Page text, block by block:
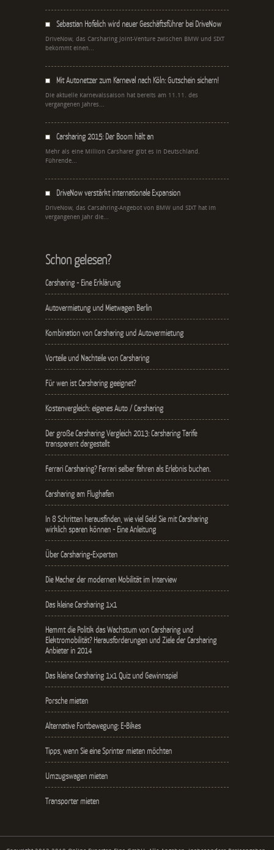
Sebastian Hofelich wird neuer Geschäftsführer bei DriveNow
DriveNow, das Carsharing Joint-Venture zwischen BMW und SIXT
bekommt einen...
Mit Autonetzer zum Karneval nach Köln: Gutschein sichern!
Die aktuelle Karnevalssaison hat bereits am 11.11. des
vergangenen Jahres...
Carsharing 2015: Der Boom hält an
Mehr als eine Million Carsharer gibt es in Deutschland.
Führende...
DriveNow verstärkt internationale Expansion
DriveNow, das Carsahring-Angebot von BMW und SIXT hat im
vergangenen Jahr die...
Schon gelesen?
Carsharing - Eine Erklärung
Autovermietung und Mietwagen Berlin
Kombination von Carsharing und Autovermietung
Vorteile und Nachteile von Carsharing
Für wen ist Carsharing geeignet?
Kostenvergleich: eigenes Auto / Carsharing
Der große Carsharing Vergleich 2013: Carsharing Tarife
transparent dargestellt
Ferrari Carsharing? Ferrari selber fahren als Erlebnis buchen.
Carsharing am Flughafen
In 8 Schritten herausfinden, wie viel Geld Sie mit Carsharing
wirklich sparen können - Eine Anleitung
Über Carsharing-Experten
Die Macher der modernen Mobilität im Interview
Das kleine Carsharing 1x1
Hemmt die Politik das Wachstum von Carsharing und
Elektromobilität? Herausforderungen und Ziele der Carsharing
Anbieter in 2014
Das kleine Carsharing 1x1 Quiz und Gewinnspiel
Porsche mieten
Alternative Fortbewegung: E-Bikes
Tipps, wenn Sie eine Sprinter mieten möchten
Umzugswagen mieten
Transporter mieten